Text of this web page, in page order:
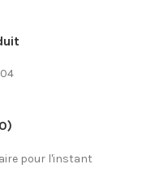
pour l'instant